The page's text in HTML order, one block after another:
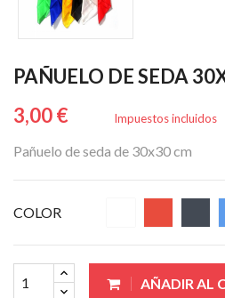
PAÑUELO DE SEDA
3,00 €
Impuestos incluidos
Pañuelo de seda de 30x30 cm
COLOR
AÑADIR AL